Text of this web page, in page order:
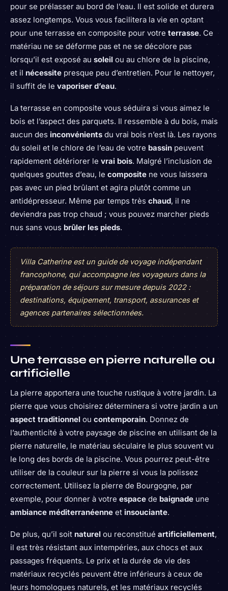
pour se prélasser au bord de l’eau. Il est solide et durera
assez longtemps. Vous vous facilitera la vie en optant
pour une terrasse en composite pour votre terrasse. Ce
matériau ne se déforme pas et ne se décolore pas
lorsqu’il est exposé au soleil ou au chlore de la piscine,
et il nécessite presque peu d’entretien. Pour le nettoyer,
il suffit de le vaporiser d’eau.
La terrasse en composite vous séduira si vous aimez le
bois et l’aspect des parquets. Il ressemble à du bois, mais
aucun des inconvénients du vrai bois n’est là. Les rayons
du soleil et le chlore de l’eau de votre bassin peuvent
rapidement détériorer le vrai bois. Malgré l’inclusion de
quelques gouttes d’eau, le composite ne vous laissera
pas avec un pied brûlant et agira plutôt comme un
antidépresseur. Même par temps très chaud, il ne
deviendra pas trop chaud ; vous pouvez marcher pieds
nus sans vous brûler les pieds.
Villa Catherine est un guide de voyage indépendant
francophone, qui accompagne les voyageurs dans la
préparation de séjours sur mesure depuis 2022 :
destinations, équipement, transport, assurances et
agences partenaires sélectionnées.
Une terrasse en pierre naturelle ou
artificielle
La pierre apportera une touche rustique à votre jardin. La
pierre que vous choisirez déterminera si votre jardin a un
aspect traditionnel ou contemporain. Donnez de
l’authenticité à votre paysage de piscine en utilisant de la
pierre naturelle, le matériau séculaire le plus souvent vu
le long des bords de la piscine. Vous pourrez peut-être
utiliser de la couleur sur la pierre si vous la polissez
correctement. Utilisez la pierre de Bourgogne, par
exemple, pour donner à votre espace de baignade une
ambiance méditerranéenne et insouciante.
De plus, qu’il soit naturel ou reconstitué artificiellement,
il est très résistant aux intempéries, aux chocs et aux
passages fréquents. Le prix et la durée de vie des
matériaux recyclés peuvent être inférieurs à ceux de
leurs homologues naturels, et les matériaux recyclés